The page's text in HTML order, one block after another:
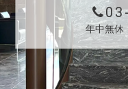
年中無休